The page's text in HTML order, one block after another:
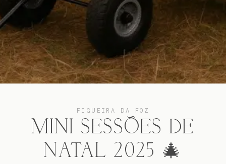
FIGUEIRA DA FOZ
MINI SESSÕES DE
NATAL 2025 🎄